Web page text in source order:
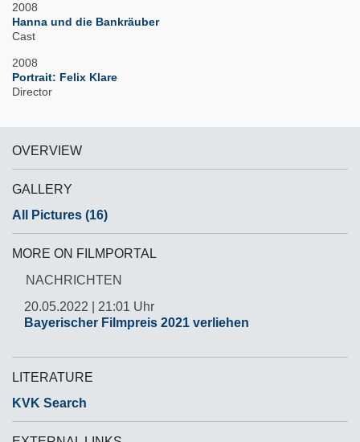
2008
Hanna und die Bankräuber
Cast
2008
Portrait: Felix Klare
Director
OVERVIEW
GALLERY
All Pictures (16)
MORE ON FILMPORTAL
NACHRICHTEN
20.05.2022 | 21:01 Uhr
Bayerischer Filmpreis 2021 verliehen
LITERATURE
KVK Search